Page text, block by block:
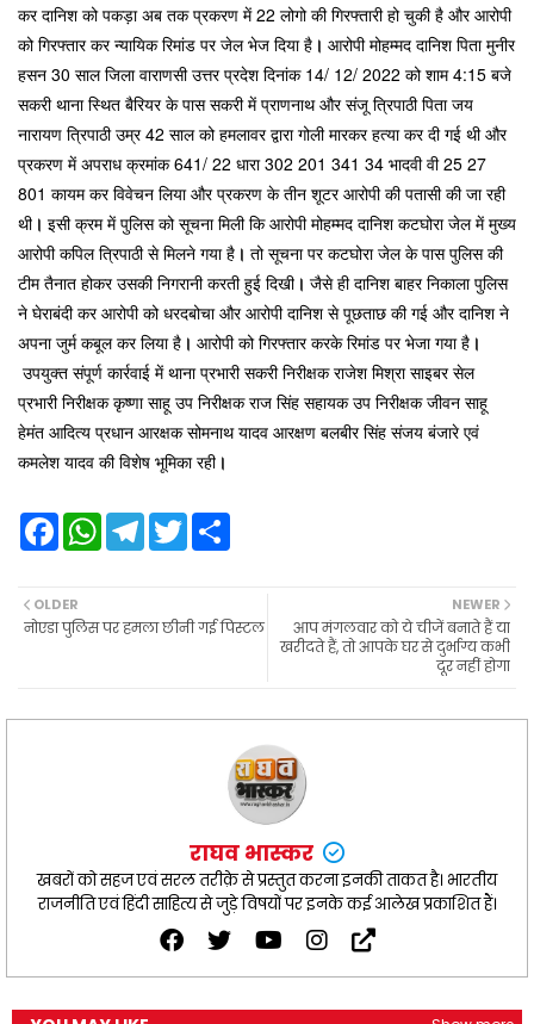
कर दानिश को पकड़ा अब तक प्रकरण में 22 लोगो की गिरफ्तारी हो चुकी है और आरोपी
को गिरफ्तार कर न्यायिक रिमांड पर जेल भेज दिया है । आरोपी मोहम्मद दानिश पिता मुनीर
हसन 30 साल जिला वाराणसी उत्तर प्रदेश दिनांक 14/ 12/ 2022 को शाम 4:15 बजे
सकरी थाना स्थित बैरियर के पास सकरी में प्राणनाथ और संजू त्रिपाठी पिता जय
नारायण त्रिपाठी उम्र 42 साल को हमलावर द्वारा गोली मारकर हत्या कर दी गई थी और
प्रकरण में अपराध क्रमांक 641/ 22 धारा 302 201 341 34 भादवी वी 25 27
801 कायम कर विवेचन लिया और प्रकरण के तीन शूटर आरोपी की पतासी की जा रही
थी । इसी क्रम में पुलिस को सूचना मिली कि आरोपी मोहम्मद दानिश कटघोरा जेल में मुख्य
आरोपी कपिल त्रिपाठी से मिलने गया है । तो सूचना पर कटघोरा जेल के पास पुलिस की
टीम तैनात होकर उसकी निगरानी करती हुई दिखी । जैसे ही दानिश बाहर निकाला पुलिस
ने घेराबंदी कर आरोपी को धरदबोचा और आरोपी दानिश से पूछताछ की गई और दानिश ने
अपना जुर्म कबूल कर लिया है । आरोपी को गिरफ्तार करके रिमांड पर भेजा गया है ।
उपयुक्त संपूर्ण कार्रवाई में थाना प्रभारी सकरी निरीक्षक राजेश मिश्रा साइबर सेल
प्रभारी निरीक्षक कृष्णा साहू उप निरीक्षक राज सिंह सहायक उप निरीक्षक जीवन साहू
हेमंत आदित्य प्रधान आरक्षक सोमनाथ यादव आरक्षण बलबीर सिंह संजय बंजारे एवं
कमलेश यादव की विशेष भूमिका रही ।
F
a
b
o
o
W
A
p
T
e
r
a
T
w
e
r
NEWER
आप मंगलवार को ये चीजें बनाते हैं या
खरीदते हैं, तो आपके घर से दुर्भाग्य कभी
दूर नहीं होगा
OLDER
नोएडा पुलिस पर हमला छीनी गई पिस्टल
राघव भास्कर
खबरों को सहज एवं सरल तरीक़े से प्रस्तुत करना इनकी ताकत है। भारतीय
राजनीति एवं हिंदी साहित्य से जुड़े विषयों पर इनके कई आलेख प्रकाशित हैं।